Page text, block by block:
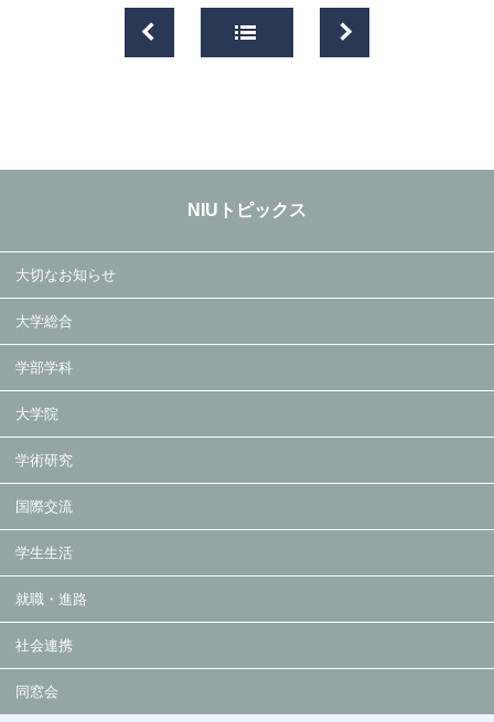
NIUトピックス
大切なお知らせ
大学総合
学部学科
大学院
学術研究
国際交流
学生生活
就職・進路
社会連携
同窓会